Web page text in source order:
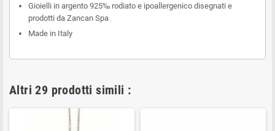
Gioielli in argento 925‰ rodiato e ipoallergenico disegnati e
prodotti da Zancan Spa
Made in Italy
Altri 29 prodotti simili :